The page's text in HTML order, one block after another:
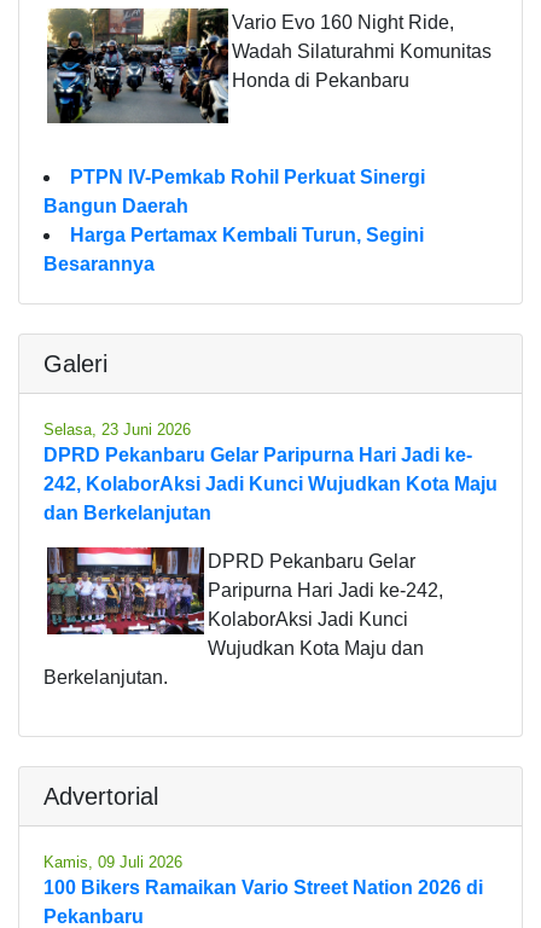
Vario Evo 160 Night Ride,
Wadah Silaturahmi Komunitas
Honda di Pekanbaru
PTPN IV-Pemkab Rohil Perkuat Sinergi
Bangun Daerah
Harga Pertamax Kembali Turun, Segini
Besarannya
Galeri
Selasa, 23 Juni 2026
DPRD Pekanbaru Gelar Paripurna Hari Jadi ke-
242, KolaborAksi Jadi Kunci Wujudkan Kota Maju
dan Berkelanjutan
DPRD Pekanbaru Gelar
Paripurna Hari Jadi ke-242,
KolaborAksi Jadi Kunci
Wujudkan Kota Maju dan
Berkelanjutan.
Advertorial
Kamis, 09 Juli 2026
100 Bikers Ramaikan Vario Street Nation 2026 di
Pekanbaru